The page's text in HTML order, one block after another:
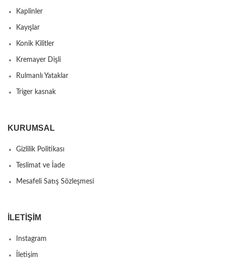
Kaplinler
Kayışlar
Konik Kilitler
Kremayer Dişli
Rulmanlı Yataklar
Triger kasnak
KURUMSAL
Gizlilik Politikası
Teslimat ve İade
Mesafeli Satış Sözleşmesi
İLETIŞIM
Instagram
İletişim